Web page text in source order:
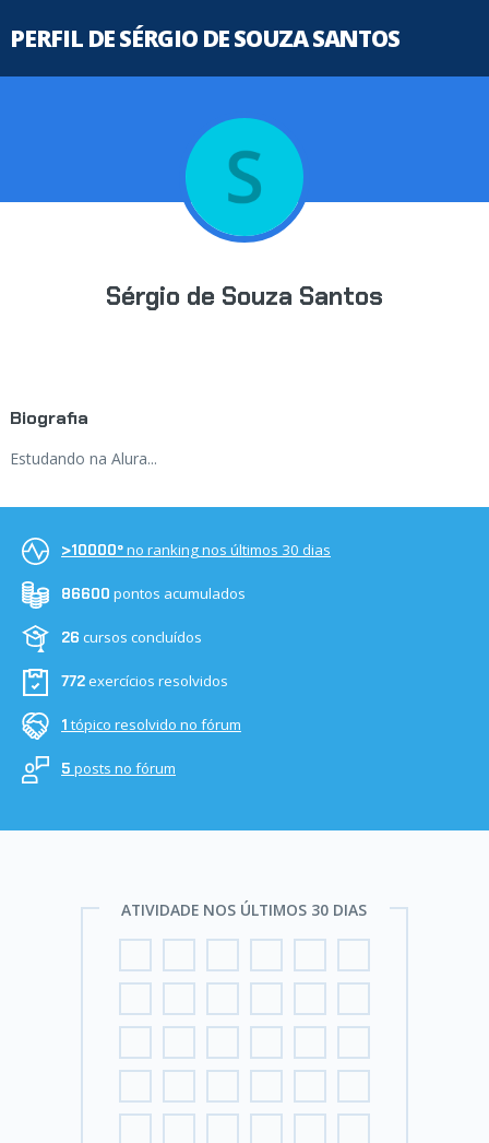
PERFIL DE SÉRGIO DE SOUZA SANTOS
Sérgio de Souza Santos
Biografia
Estudando na Alura...
>10000ºno ranking nos últimos 30 dias
86600 pontos acumulados
26 cursos concluídos
772exercícios resolvidos
1 tópico resolvido no fórum
5 posts no fórum
ATIVIDADE NOS ÚLTIMOS 30 DIAS